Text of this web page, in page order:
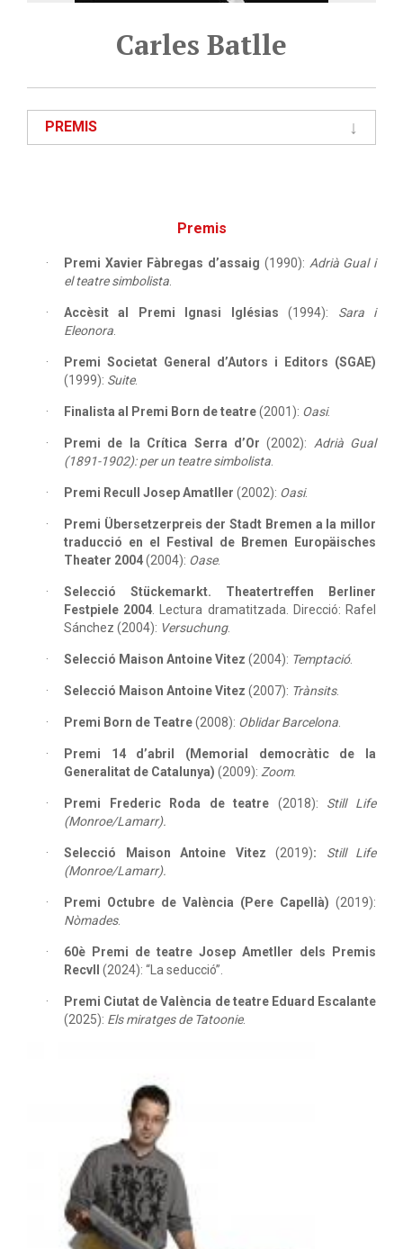
Carles Batlle
PREMIS
Premis
Premi Xavier Fàbregas d’assaig (1990): Adrià Gual i
el teatre simbolista
Accèsit al Premi Ignasi Iglésias (1994): Sara i
Eleonora
Premi Societat General d’Autors i Editors (SGAE)
(1999): Suite.
Finalista al Premi Born de teatre(2001): Oasi.
Premi de la Crítica Serra d’Or (2002): Adrià Gual
(1891-1902): per un teatre simbolista
Premi Recull Josep Amatller (2002): Oasi.
Premi Übersetzerpreis der Stadt Bremen a la millor
traducció en el Festival de Bremen Europäisches
Theater 2004(2004): Oase.
Selecció Stückemarkt. Theatertreffen Berliner
Festpiele 2004 . Lectura dramatitzada. Direcció: Rafel
Sánchez (2004): Versuchung.
Selecció Maison Antoine Vitez (2004): Temptació.
Selecció Maison Antoine Vitez (2007): Trànsits.
Premi Born de Teatre(2008): Oblidar Barcelona
Premi 14 d’abril (Memorial democràtic de la
Generalitat de Catalunya) (2009): Zoom.
Premi Frederic Roda de teatre (2018):
Still Life
(Monroe/Lamarr).
Selecció Maison Antoine Vitez (2019): Still Life
(Monroe/Lamarr).
Premi Octubre de València (Pere Capellà) (2019):
Nòmades.
60è Premi de teatre Josep Ametller dels Premis
Recvll
(2024): “La seducció”.
Premi Ciutat de València de teatre Eduard Escalante
(2025): Els miratges de Tatoonie.